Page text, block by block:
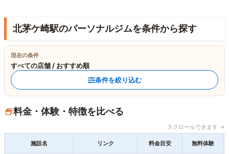
北茅ケ崎駅のパーソナルジムを条件から探す
現在の条件
すべての店舗 / おすすめ順
条件を絞り込む
料金・体験・特徴を比べる
スクロールできます →
施設名 リンク 料金目安 無料体験